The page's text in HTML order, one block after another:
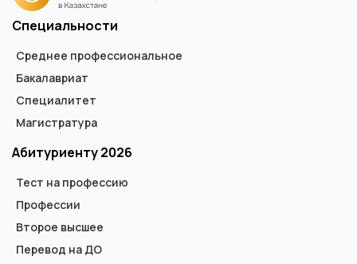
Специальности
Среднее профессиональное
Бакалавриат
Специалитет
Магистратура
Абитуриенту 2026
Тест на профессию
Профессии
Второе высшее
Перевод на ДО